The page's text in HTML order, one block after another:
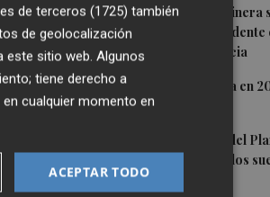
2Una batea clochinera
daños en un
puerto de Valencia
3
El Ibex 35 cierra en
más
Los concursos del
casi 12 millones los
Generalitat
que se
a acabar
de terceros (1725) también
de geolocalización
este sitio web. Algunos
tiene derecho a
cualquier momento en
ACEPTAR TODO